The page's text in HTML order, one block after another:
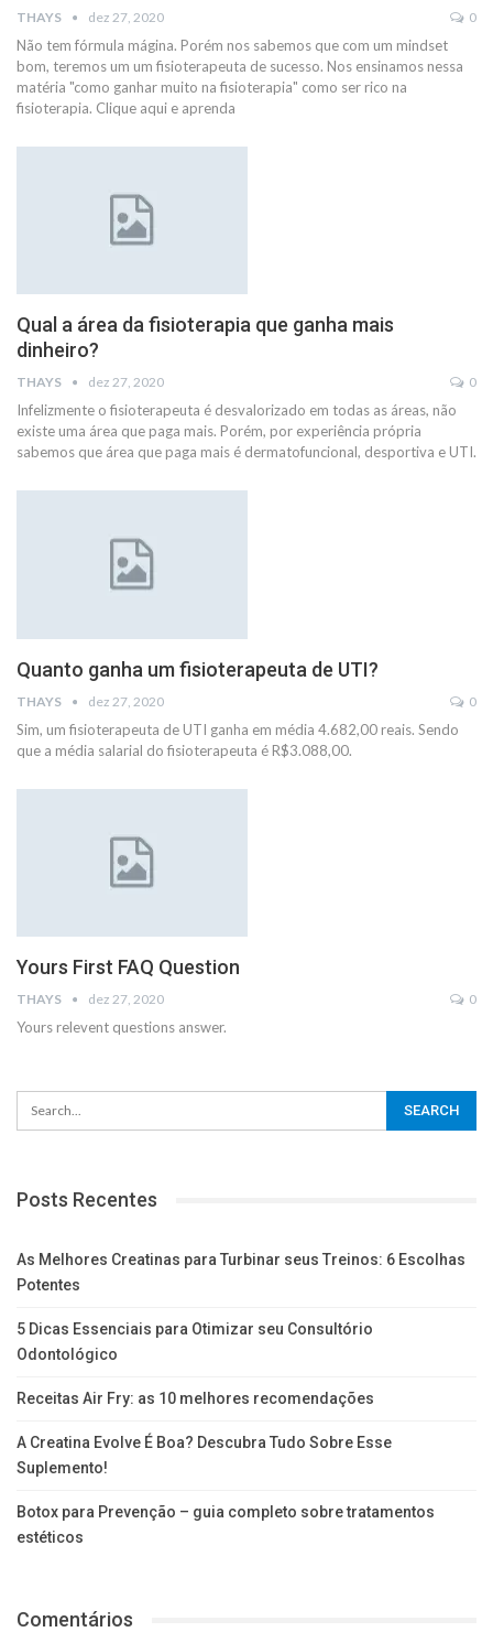
THAYS dez 27, 2020 0
Não tem fórmula mágina. Porém nos sabemos que com um mindset
bom, teremos um um fisioterapeuta de sucesso. Nos ensinamos nessa
matéria "como ganhar muito na fisioterapia" como ser rico na
fisioterapia. Clique aqui e aprenda
Qual a área da fisioterapia que ganha mais
dinheiro?
THAYS dez 27, 2020 0
Infelizmente o fisioterapeuta é desvalorizado em todas as áreas, não
existe uma área que paga mais. Porém, por experiência própria
sabemos que área que paga mais é dermatofuncional, desportiva e UTI.
Quanto ganha um fisioterapeuta de UTI?
THAYS dez 27, 2020 0
Sim, um fisioterapeuta de UTI ganha em média 4.682,00 reais. Sendo
que a média salarial do fisioterapeuta é R$3.088,00.
Yours First FAQ Question
THAYS dez 27, 2020 0
Yours relevent questions answer.
Posts Recentes
As Melhores Creatinas para Turbinar seus Treinos: 6 Escolhas
Potentes
5 Dicas Essenciais para Otimizar seu Consultório
Odontológico
Receitas Air Fry: as 10 melhores recomendações
A Creatina Evolve É Boa? Descubra Tudo Sobre Esse
Suplemento!
Botox para Prevenção – guia completo sobre tratamentos
estéticos
Comentários